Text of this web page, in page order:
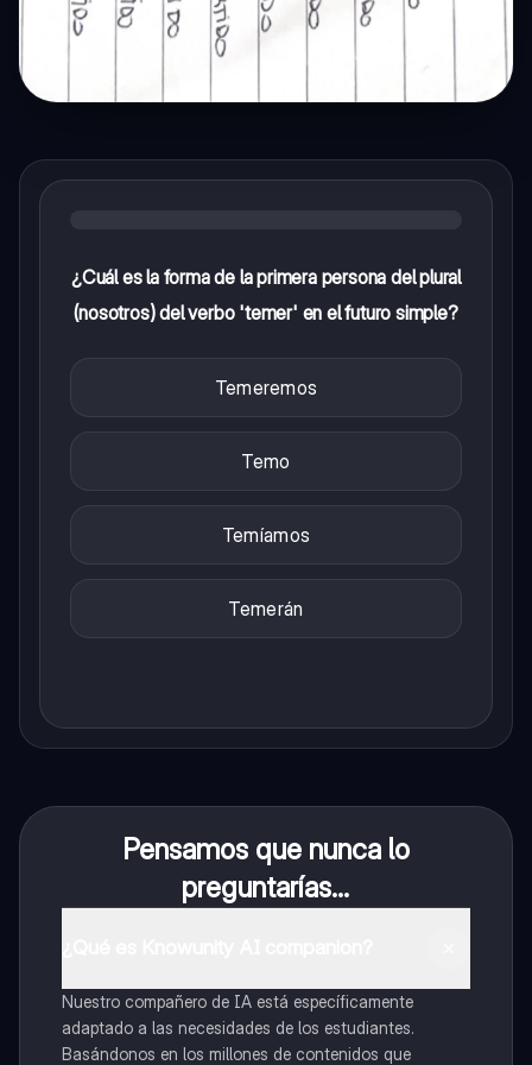
¿Cuál es la forma de la primera persona del plural
(nosotros) del verbo 'temer' en el futuro simple?
Temeremos
Temo
Temíamos
Temerán
Pensamos que nunca lo
preguntarías...
Nuestro compañero de IA está específicamente
adaptado a las necesidades de los estudiantes.
Basándonos en los millones de contenidos que